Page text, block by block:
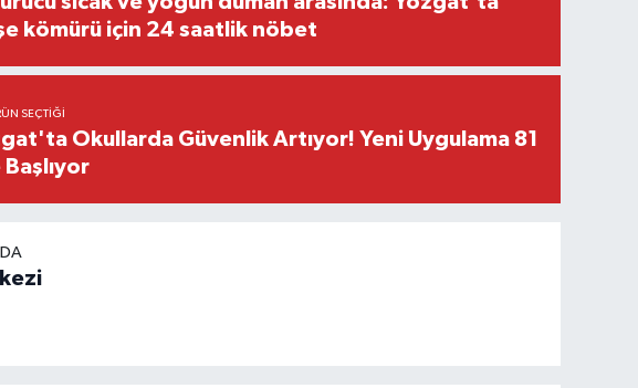
kömürü için 24 saatlik nöbet
SEÇTIĞI
Okullarda Güvenlik Artıyor! Yeni Uygulama 81
Başlıyor